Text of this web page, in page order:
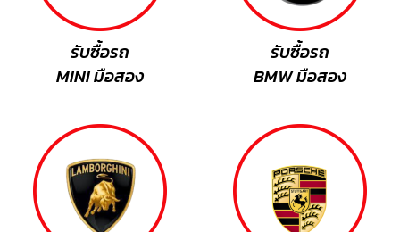
รับซื้อรถ
MINI มือสอง
รับซื้อรถ
BMW มือสอง